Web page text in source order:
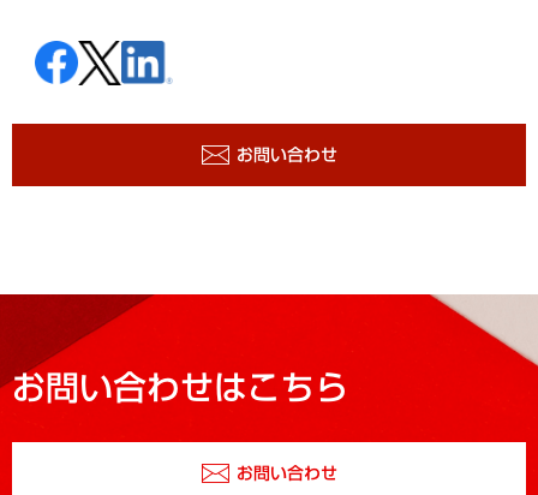
お問い合わせ
お問い合わせはこちら
お問い合わせ